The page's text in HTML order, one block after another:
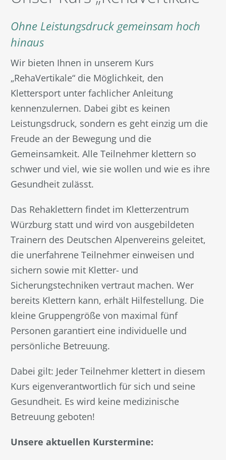
Ohne Leistungsdruck gemeinsam hoch
hinaus
Wir bieten Ihnen in unserem Kurs
„RehaVertikale“ die Möglichkeit, den
Klettersport unter fachlicher Anleitung
kennenzulernen. Dabei gibt es keinen
Leistungsdruck, sondern es geht einzig um die
Freude an der Bewegung und die
Gemeinsamkeit. Alle Teilnehmer klettern so
schwer und viel, wie sie wollen und wie es ihre
Gesundheit zulässt.
Das Rehaklettern findet im Kletterzentrum
Würzburg statt und wird von ausgebildeten
Trainern des Deutschen Alpenvereins geleitet,
die unerfahrene Teilnehmer einweisen und
sichern sowie mit Kletter- und
Sicherungstechniken vertraut machen. Wer
bereits Klettern kann, erhält Hilfestellung. Die
kleine Gruppengröße von maximal fünf
Personen garantiert eine individuelle und
persönliche Betreuung.
Dabei gilt: Jeder Teilnehmer klettert in diesem
Kurs eigenverantwortlich für sich und seine
Gesundheit. Es wird keine medizinische
Betreuung geboten!
Unsere aktuellen Kurstermine: